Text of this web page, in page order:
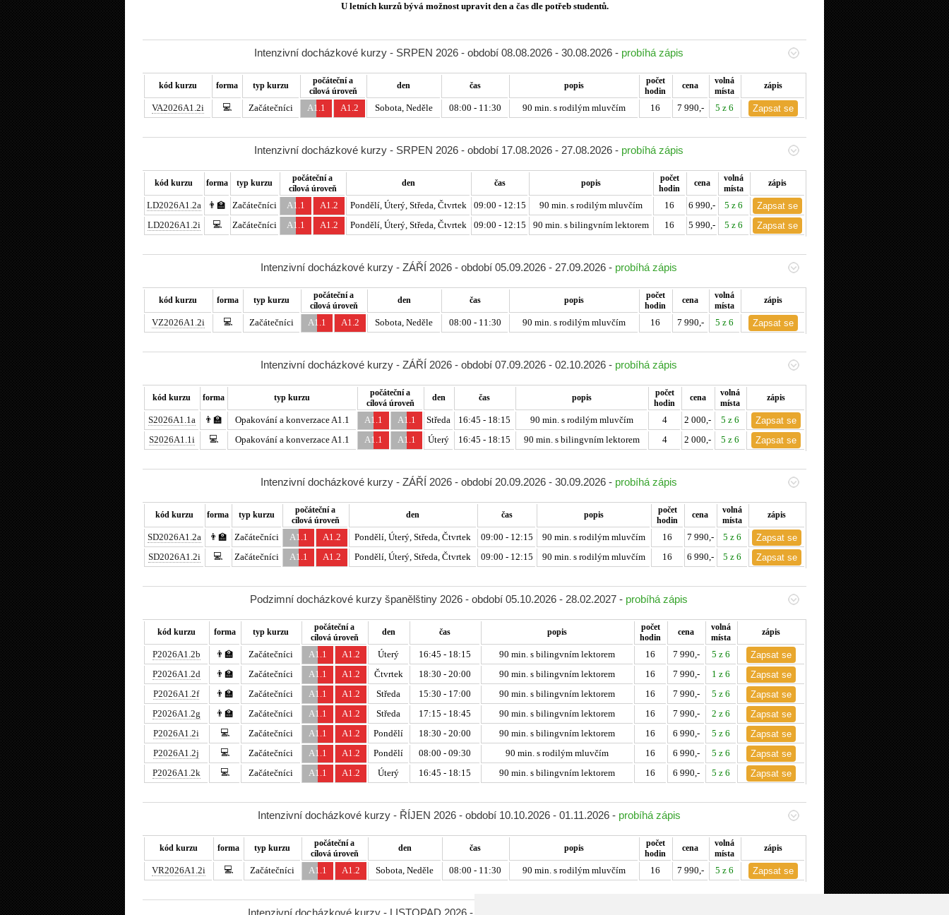
U letních kurzů bývá možnost upravit den a čas dle potřeb studentů.
Intenzivní docházkové kurzy - SRPEN 2026 - období 08.08.2026 - 30.08.2026 - probíhá zápis
kód kurzu forma typ kurzu
počáteční a
cílová úroveň
den čas popis
počet
hodin
cena
volná
místa
zápis
VA2026A1.2i 💻 Začátečníci A1.1 A1.2 Sobota, Neděle 08:00 - 11:30 90 min. s rodilým mluvčím 16 7 990,- 5 z 6
Intenzivní docházkové kurzy - SRPEN 2026 - období 17.08.2026 - 27.08.2026 - probíhá zápis
kód kurzu forma typ kurzu
počáteční a
cílová úroveň
den čas popis
počet
hodin
cena
volná
místa
zápis
LD2026A1.2a 👨‍🏫 Začátečníci A1.1 A1.2 Pondělí, Úterý, Středa, Čtvrtek 09:00 - 12:15 90 min. s rodilým mluvčím 16 6 990,-
5 z 6
LD2026A1.2i
💻 Začátečníci A1.1 A1.2 Pondělí, Úterý, Středa, Čtvrtek 09:00 - 12:15 90 min. s bilingvním lektorem 16 5 990,- 5 z 6
Intenzivní docházkové kurzy - ZÁŘÍ 2026 - období 05.09.2026 - 27.09.2026 - probíhá zápis
kód kurzu forma typ kurzu
počáteční a
cílová úroveň
den čas popis
počet
hodin
cena
volná
místa
zápis
VZ2026A1.2i 💻 Začátečníci A1.1 A1.2 Sobota, Neděle 08:00 - 11:30 90 min. s rodilým mluvčím 16 7 990,- 5 z 6
Intenzivní docházkové kurzy - ZÁŘÍ 2026 - období 07.09.2026 - 02.10.2026 - probíhá zápis
kód kurzu forma typ kurzu
počáteční a
cílová úroveň
den čas popis
počet
hodin
cena
volná
místa
zápis
S2026A1.1a 👨‍🏫 Opakování a konverzace A1.1 A1.1 A1.1 Středa 16:45 - 18:15 90 min. s rodilým mluvčím 4 2 000,-
5 z 6
S2026A1.1i
💻 Opakování a konverzace A1.1 A1.1 A1.1 Úterý 16:45 - 18:15 90 min. s bilingvním lektorem 4 2 000,- 5 z 6
Intenzivní docházkové kurzy - ZÁŘÍ 2026 - období 20.09.2026 - 30.09.2026 - probíhá zápis
kód kurzu forma typ kurzu
počáteční a
cílová úroveň
den čas popis
počet
hodin
cena
volná
místa
zápis
SD2026A1.2a 👨‍🏫 Začátečníci A1.1 A1.2 Pondělí, Úterý, Středa, Čtvrtek 09:00 - 12:15 90 min. s rodilým mluvčím 16 7 990,-
5 z 6
SD2026A1.2i
💻 Začátečníci A1.1 A1.2 Pondělí, Úterý, Středa, Čtvrtek 09:00 - 12:15 90 min. s rodilým mluvčím 16 6 990,- 5 z 6
Podzimní docházkové kurzy španělštiny 2026 - období 05.10.2026 - 28.02.2027 - probíhá zápis
kód kurzu forma typ kurzu
počáteční a
cílová úroveň
den čas popis
počet
hodin
cena
volná
místa
zápis
P2026A1.2b 👨‍🏫 Začátečníci A1.1 A1.2 Úterý 16:45 - 18:15 90 min. s bilingvním lektorem 16 7 990,-
5 z 6
P2026A1.2d
👨‍🏫 Začátečníci A1.1 A1.2 Čtvrtek 18:30 - 20:00 90 min. s bilingvním lektorem 16 7 990,-
1 z 6
P2026A1.2f
👨‍🏫 Začátečníci A1.1 A1.2 Středa 15:30 - 17:00 90 min. s bilingvním lektorem 16 7 990,-
5 z 6
P2026A1.2g
👨‍🏫 Začátečníci A1.1 A1.2 Středa 17:15 - 18:45 90 min. s bilingvním lektorem 16 7 990,-
2 z 6
P2026A1.2i
💻 Začátečníci A1.1 A1.2 Pondělí 18:30 - 20:00 90 min. s bilingvním lektorem 16 6 990,-
5 z 6
P2026A1.2j
💻 Začátečníci A1.1 A1.2 Pondělí 08:00 - 09:30 90 min. s rodilým mluvčím 16 6 990,-
5 z 6
P2026A1.2k
💻 Začátečníci A1.1 A1.2 Úterý 16:45 - 18:15 90 min. s bilingvním lektorem 16 6 990,- 5 z 6
Intenzivní docházkové kurzy - ŘÍJEN 2026 - období 10.10.2026 - 01.11.2026 - probíhá zápis
kód kurzu forma typ kurzu
počáteční a
cílová úroveň
den čas popis
počet
hodin
cena
volná
místa
zápis
VR2026A1.2i 💻 Začátečníci A1.1 A1.2 Sobota, Neděle 08:00 - 11:30 90 min. s rodilým mluvčím 16 7 990,- 5 z 6